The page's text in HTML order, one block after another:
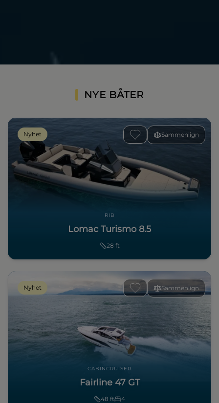
NYE BÅTER
Sammenlign
Nyhet
RIB
Lomac Turismo 8.5
28 ft
Sammenlign
Nyhet
CABINCRUISER
Fairline 47 GT
48 ft 4